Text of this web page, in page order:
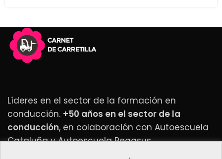
Líderes en el sector de la formación en
conducción. +50 años en el sector de la
conducción, en colaboración con Autoescuela
Cataluña y Autoescuela Pegasus.